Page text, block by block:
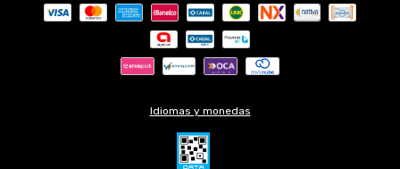
Idiomas y monedas